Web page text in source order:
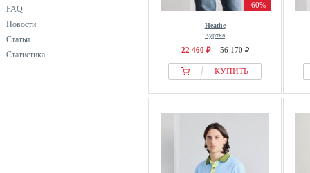
FAQ
Новости
Статьи
Статистика
-60%
Heathe
Куртка
22 460 ₽ 56 170 ₽
КУПИТЬ